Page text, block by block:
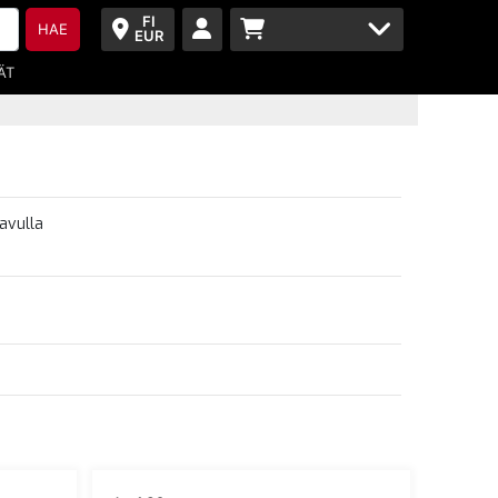
FI
EUR
HAE